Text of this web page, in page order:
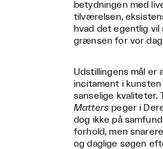
betydningen med
tilværelsen,
hvad det egentlig vil
grænsen for vor
Udstillingens mål er
incitament i
sanselige kvaliteter.
Matters peger i
dog ikke på
forhold, men
og daglige søgen